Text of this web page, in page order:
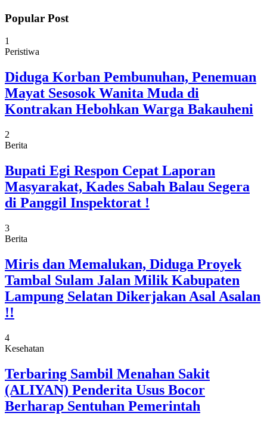
Popular Post
1
Peristiwa
Diduga Korban Pembunuhan, Penemuan
Mayat Sesosok Wanita Muda di
Kontrakan Hebohkan Warga Bakauheni
2
Berita
Bupati Egi Respon Cepat Laporan
Masyarakat, Kades Sabah Balau Segera
di Panggil Inspektorat !
3
Berita
Miris dan Memalukan, Diduga Proyek
Tambal Sulam Jalan Milik Kabupaten
Lampung Selatan Dikerjakan Asal Asalan
!!
4
Kesehatan
Terbaring Sambil Menahan Sakit
(ALIYAN) Penderita Usus Bocor
Berharap Sentuhan Pemerintah